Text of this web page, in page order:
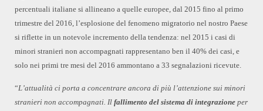
percentuali italiane si allineano a quelle europee, dal 2015 fino al primo
trimestre del 2016, l’esplosione del fenomeno migratorio nel nostro Paese
si riflette in un notevole incremento della tendenza: nel 2015 i casi di
minori stranieri non accompagnati rappresentano ben il 40% dei casi, e
solo nei primi tre mesi del 2016 ammontano a 33 segnalazioni ricevute.
“L’attualità ci porta a concentrare ancora di più l’attenzione sui minori
stranieri non accompagnati. Il fallimento del sistema di integrazione per